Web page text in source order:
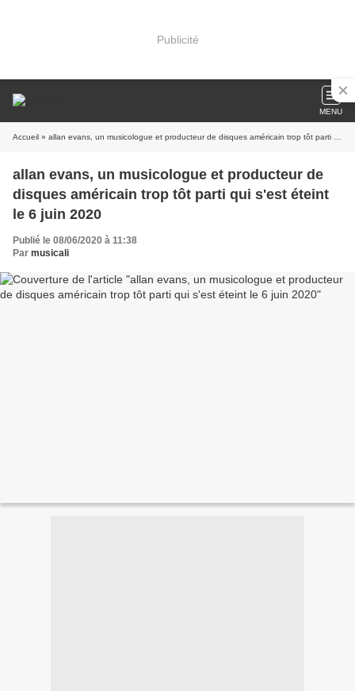
Publicité
MENU
Accueil » allan evans, un musicologue et producteur de disques américain trop tôt parti qui s'est éteint le 6 juin 2020
allan evans, un musicologue et producteur de
disques américain trop tôt parti qui s'est éteint
le 6 juin 2020
Publié le 08/06/2020 à 11:38
Par musicali